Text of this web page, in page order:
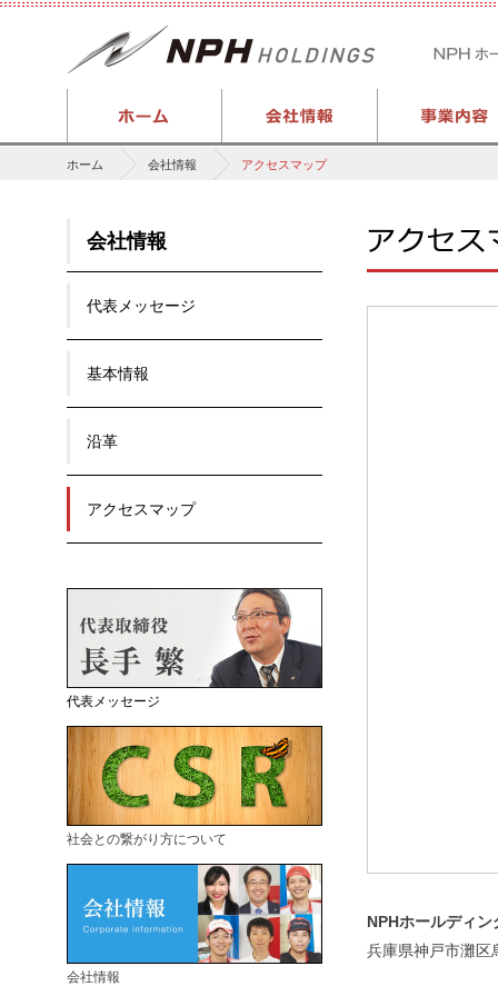
ホーム 会社情報 アクセスマップ
NPHホールディン
兵庫県神戸市灘区
会社情報
代表メッセージ
基本情報
沿革
アクセスマップ
代表メッセージ
社会との繋がり方について
会社情報